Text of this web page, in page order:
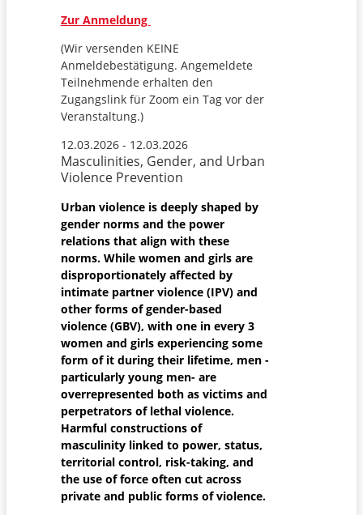
Zur Anmeldung
(Wir versenden KEINE
Anmeldebestätigung. Angemeldete
Teilnehmende erhalten den
Zugangslink für Zoom ein Tag vor der
Veranstaltung.)
12.03.2026 - 12.03.2026
Masculinities, Gender, and Urban
Violence Prevention
Urban violence is deeply shaped by
gender norms and the power
relations that align with these
norms. While women and girls are
disproportionately affected by
intimate partner violence (IPV) and
other forms of gender-based
violence (GBV), with one in every 3
women and girls experiencing some
form of it during their lifetime, men -
particularly young men- are
overrepresented both as victims and
perpetrators of lethal violence.
Harmful constructions of
masculinity linked to power, status,
territorial control, risk-taking, and
the use of force often cut across
private and public forms of violence.